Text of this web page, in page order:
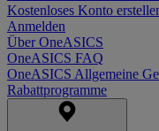
Kostenloses Konto
Anmelden
Über OneASICS
OneASICS FAQ
OneASICS Allgemeine
Rabattprogramme